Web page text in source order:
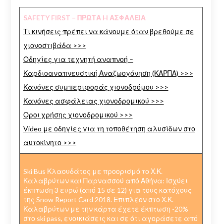
SAFETY FIRST – ΠΡΩΤΑ H ΑΣΦΑΛΕΙΑ
Τι κινήσεις πρέπει να κάνουμε όταν βρεθούμε σε
χιονοστιβάδα >>>
Οδηγίες για τεχνητή αναπνοή –
Καρδιοαναπνευστική Αναζωογόνηση (ΚΑΡΠΑ) >>>
Κανόνες συμπεριφοράς χιονοδρόμου >>>
Κανόνες ασφάλειας χιονοδρομικού >>>
Οροι χρήσης χιονοδρομικού >>>
Video με οδηγίες για τη τοποθέτηση αλυσίδων στο
αυτοκίνητο >>>
Ski Bus Κλαουδάτος με προορισμό το Χ.Κ.
Καλαβρύτων και Παρνασσού από Αθήνα: Ισχύει
έκπτωση 3 ευρώ (από 15 σε 12) για τους κατόχους
της Snow Report Card 2018. Επιπλέον στο Χ.Κ.
Καλαβρύτων με την κάρτα έχετε έκπτωση -20%
στο ski pass, ενοικιάσεις και σε ότι αγοράσετε από